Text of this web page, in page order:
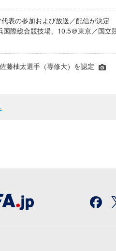
代表の参加および放送／配信が決定
際総合競技場、10.5＠東京／国立
藤柚太選手（専修大）を認定